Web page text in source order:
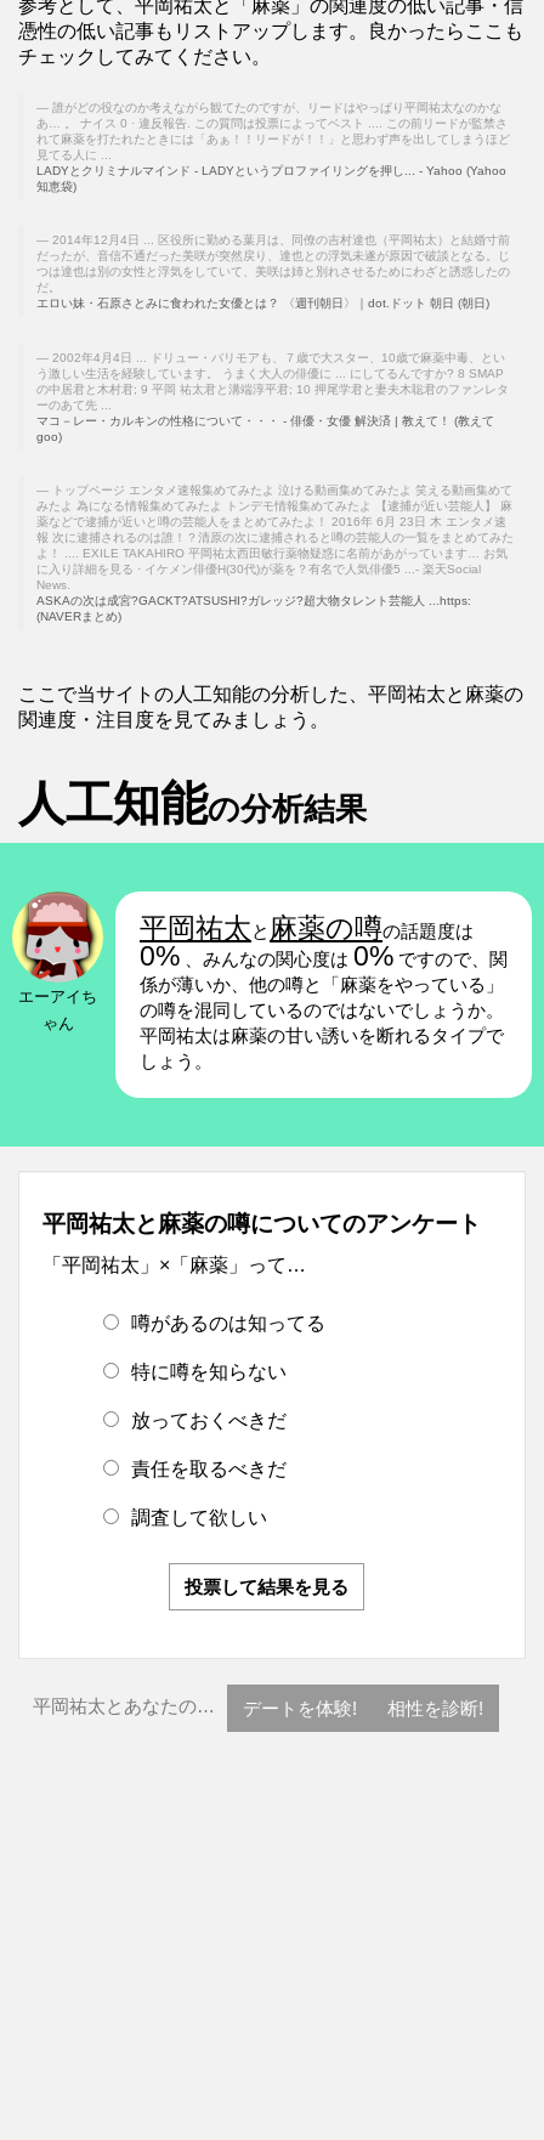
参考として、平岡祐太と「麻薬」の関連度の低い記事・信
憑性の低い記事もリストアップします。良かったらここも
チェックしてみてください。
誰がどの役なのか考えながら観てたのですが、リードはやっぱり平岡祐太なのかな
あ… 。 ナイス 0 · 違反報告. この質問は投票によってベスト .... この前リードが監禁さ
れて麻薬を打たれたときには「あぁ！！リードが！！」と思わず声を出してしまうほど
見てる人に ...
LADYとクリミナルマインド - LADYというプロファイリングを押し... - Yahoo (Yahoo
知恵袋)
2014年12月4日 ... 区役所に勤める葉月は、同僚の吉村達也（平岡祐太）と結婚寸前
だったが、音信不通だった美咲が突然戻り、達也との浮気未遂が原因で破談となる。じ
つは達也は別の女性と浮気をしていて、美咲は姉と別れさせるためにわざと誘惑したの
だ。
エロい妹・石原さとみに食われた女優とは？ 〈週刊朝日〉｜dot.ドット 朝日 (朝日)
2002年4月4日 ... ドリュー・バリモアも、７歳で大スター、10歳で麻薬中毒、とい
う激しい生活を経験しています。 うまく大人の俳優に ... にしてるんですか? 8 SMAP
の中居君と木村君; 9 平岡 祐太君と溝端淳平君; 10 押尾学君と妻夫木聡君のファンレタ
ーのあて先 ...
マコ－レー・カルキンの性格について・・・ - 俳優・女優 解決済 | 教えて！ (教えて
goo)
トップページ エンタメ速報集めてみたよ 泣ける動画集めてみたよ 笑える動画集めて
みたよ 為になる情報集めてみたよ トンデモ情報集めてみたよ 【逮捕が近い芸能人】 麻
薬などで逮捕が近いと噂の芸能人をまとめてみたよ！ 2016年 6月 23日 木 エンタメ速
報 次に逮捕されるのは誰！？清原の次に逮捕されると噂の芸能人の一覧をまとめてみた
よ！ .... EXILE TAKAHIRO 平岡祐太西田敏行薬物疑惑に名前があがっています… お気
に入り詳細を見る · イケメン俳優H(30代)が薬を？有名で人気俳優5 ...- 楽天Social
News.
ASKAの次は成宮?GACKT?ATSUSHI?ガレッジ?超大物タレント芸能人 ...https:
(NAVERまとめ)
ここで当サイトの人工知能の分析した、平岡祐太と麻薬の
関連度・注目度を見てみましょう。
人工知能の分析結果
エーアイち
ゃん
平岡祐太と 麻薬の噂の話題度は
0% 、みんなの関心度は 0% ですので、関
係が薄いか、他の噂と「麻薬をやっている」
の噂を混同しているのではないでしょうか。
平岡祐太は麻薬の甘い誘いを断れるタイプで
しょう。
平岡祐太と麻薬の噂についてのアンケート
「平岡祐太」×「麻薬」って…
噂があるのは知ってる
特に噂を知らない
放っておくべきだ
責任を取るべきだ
調査して欲しい
投票して結果を見る
平岡祐太とあなたの… デートを体験! 相性を診断!